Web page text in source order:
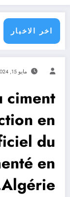
اخر الاخبار
مايو 15, 2024
ciment
en
du
en
Algérie.